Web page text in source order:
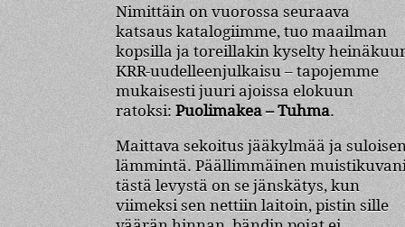
Nimittäin on vuorossa seuraava
katsaus katalogiimme, tuo maailman
kopsilla ja toreillakin kyselty
KRR-uudelleenjulkaisu – tapojemme
mukaisesti juuri ajoissa elokuun
ratoksi: Puolimakea – Tuhma.
Maittava sekoitus jääkylmää ja
lämmintä. Päällimmäinen
tästä levystä on se jänskätys, kun
viimeksi sen nettiin laitoin, pistin sille